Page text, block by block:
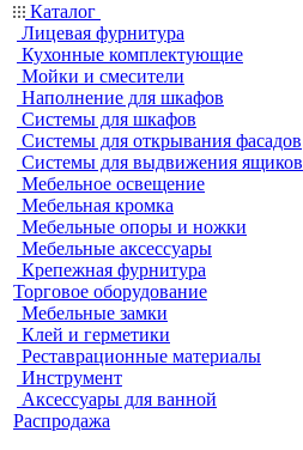
Каталог
Лицевая фурнитура
Кухонные комплектующие
Мойки и смесители
Наполнение для шкафов
Системы для шкафов
Системы для открывания фасадов
Системы для выдвижения ящиков
Мебельное освещение
Мебельная кромка
Мебельные опоры и ножки
Мебельные аксессуары
Крепежная фурнитура
Торговое оборудование
Мебельные замки
Клей и герметики
Реставрационные материалы
Инструмент
Аксессуары для ванной
Распродажа